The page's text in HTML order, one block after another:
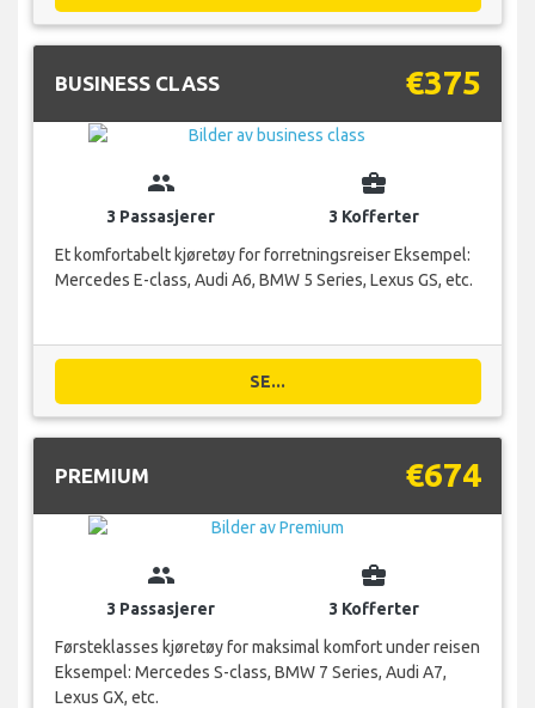
BUSINESS CLASS €375
group
3 Passasjerer
business_center
3 Kofferter
Et komfortabelt kjøretøy for forretningsreiser Eksempel:
Mercedes E-class, Audi A6, BMW 5 Series, Lexus GS, etc.
SE...
PREMIUM €674
group
3 Passasjerer
business_center
3 Kofferter
Førsteklasses kjøretøy for maksimal komfort under reisen
Eksempel: Mercedes S-class, BMW 7 Series, Audi A7,
Lexus GX, etc.